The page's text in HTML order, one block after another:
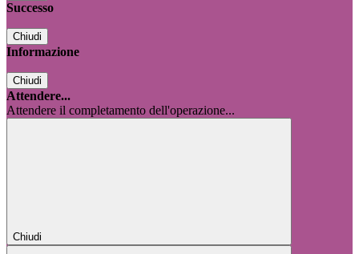
Successo
Chiudi
Informazione
Chiudi
Attendere...
Attendere il completamento dell'operazione...
Chiudi